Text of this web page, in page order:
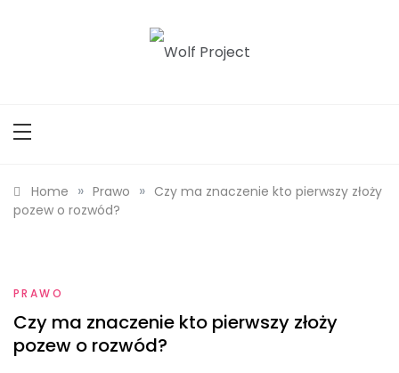
Home » Prawo » Czy ma znaczenie kto pierwszy złoży
pozew o rozwód?
PRAWO
Czy ma znaczenie kto pierwszy złoży
pozew o rozwód?